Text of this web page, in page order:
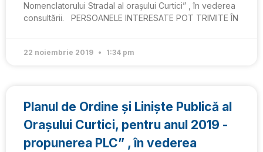
Nomenclatorului Stradal al orașului Curtici” , în vederea
consultării. PERSOANELE INTERESATE POT TRIMITE ÎN
22 noiembrie 2019 1:34 pm
Planul de Ordine și Liniște Publică al
Orașului Curtici, pentru anul 2019 -
propunerea PLC” , în vederea